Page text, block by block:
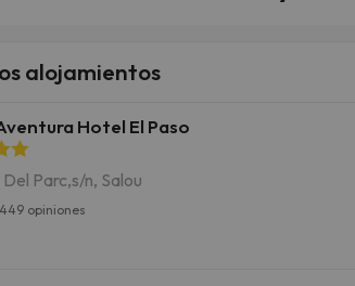
alojamientos
Hotel El Paso
Parc,s/n, Salou
opiniones